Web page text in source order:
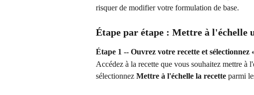
risquer de modifier votre formulation de base.
Étape par étape : Mettre à l'échelle
Étape 1 -- Ouvrez votre recette et sélectionnez
Accédez à la recette que vous souhaitez mettre à
sélectionnez Mettre à l'échelle la recette parmi